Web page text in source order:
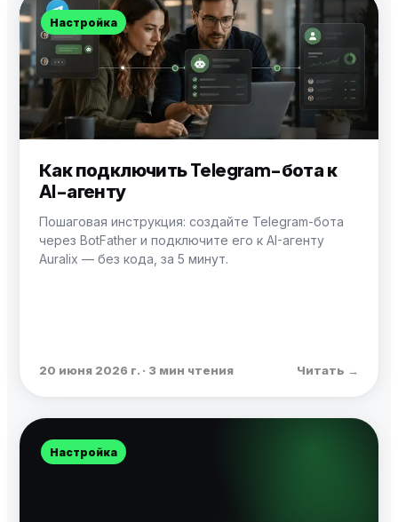
Настройка
Как подключить Telegram-бота к
AI-агенту
Пошаговая инструкция: создайте Telegram-бота
через BotFather и подключите его к AI-агенту
Auralix — без кода, за 5 минут.
20 июня 2026 г. · 3 мин чтения Читать →
Настройка